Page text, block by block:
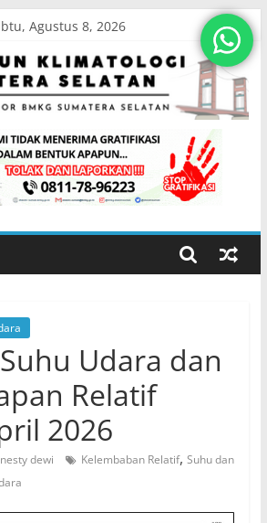
Agustus 8, 2026
Udara dan
Relatif
2026
dewi Kelembaban Relatif, Suhu dan